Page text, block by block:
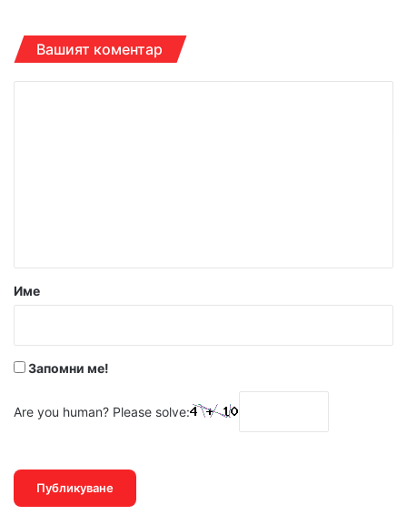
Вашият коментар
р
Име
Запомни ме!
Are you human? Please solve: